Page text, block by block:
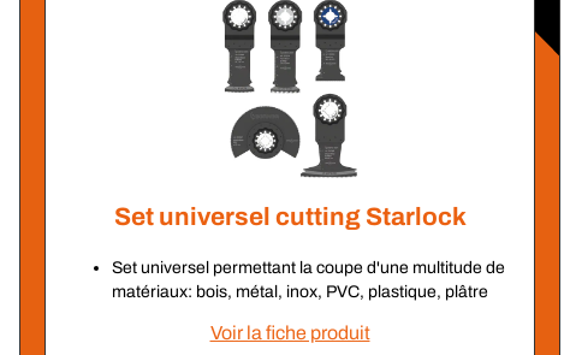
Set universel cutting Starlock
Set universel permettant la coupe d'une multitude de
matériaux: bois, métal, inox, PVC, plastique, plâtre
Voir la fiche produit